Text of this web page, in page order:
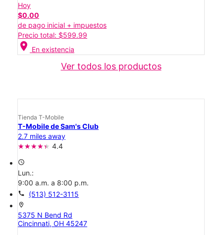
Hoy
$0.00
de pago inicial + impuestos
Precio total: $599.99
location_on En existencia
Ver todos los productos
Tienda T-Mobile
T-Mobile de Sam's Club
2.7 miles away
4.4
access_time
Lun.:
9:00 a.m. a 8:00 p.m.
call (513) 512-3115
location_on
5375 N Bend Rd
Cincinnati, OH 45247